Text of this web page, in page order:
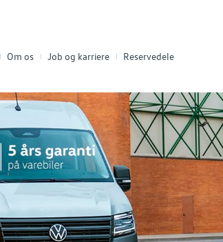
Om os Job og karriere Reservedele